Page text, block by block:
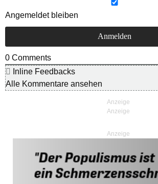
Angemeldet bleiben
0 Comments
Inline Feedbacks
Alle Kommentare ansehen
Anzeige